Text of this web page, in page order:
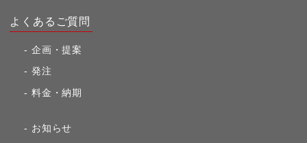
よくあるご質問
企画・提案
発注
料金・納期
お知らせ